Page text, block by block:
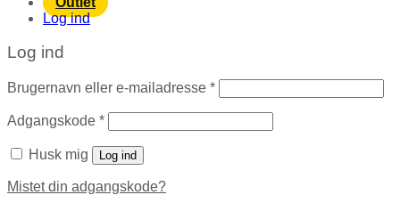
Log ind
Log ind
Brugernavn eller e-mailadresse *
Adgangskode *
Husk mig Log ind
Mistet din adgangskode?